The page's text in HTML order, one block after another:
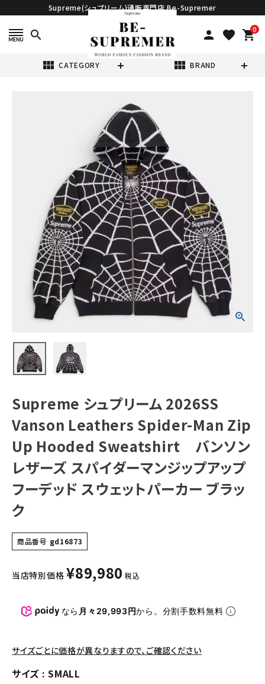
Supreme(シュプリーム)通販専門店 Be-Supremer
search person favorite 0
shopping_cart
view_module CATEGORY view_module BRAND
Supreme シュプ
リーム 2026SS
Leathers
Spider-Man
Hooded
Sweatshirt バ
ンソンレザーズ ス
パイダーマンジッ
プアップフーデッ
ド スウェットパー
カー ブラック
(税込)
NEW ITEMS
CATEGORY
Tシャツ・ロングスリーブ
パーカー・トレーナー
キャップ・ハット
ニット帽・ビーニー
バックパック・リュック
その他バッグ類
パンツ・ショーツ
COLLABORATION BRAND
SEASON
CONTENTS
ACCOUNT MENU
Supreme シュプリーム 2026SS
Vanson Leathers Spider-Man Zip
Up Hooded Sweatshirt バンソン
レザーズ スパイダーマンジップアップ
フーデッド スウェットパーカー ブラッ
ク
商品番号 gd16873
当店特別価格 ¥89,980 税込
なら 月々29,993円から。分割手数料無料
サイズごとに価格が異なりますので、ご確認ください
サイズ SMALL